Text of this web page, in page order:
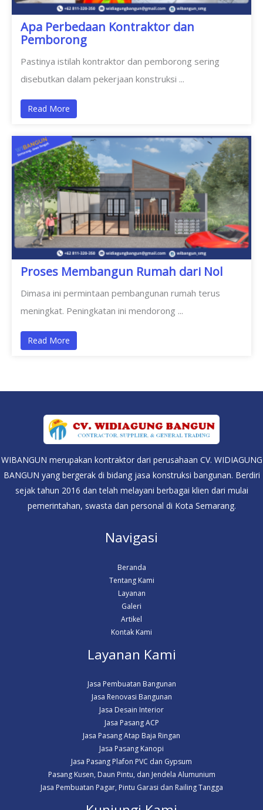
Apa Perbedaan Kontraktor dan
Pemborong
Pastinya istilah kontraktor dan pemborong sering
disebutkan dalam pekerjaan konstruksi ...
Read More
Proses Membangun Rumah dari Nol
Dimasa ini permintaan pembangunan rumah terus
meningkat. Peningkatan ini mendorong ...
Read More
WIBANGUN merupakan kontraktor dari perusahaan CV. WIDIAGUNG
BANGUN yang bergerak di bidang jasa konstruksi bangunan. Berdiri
sejak tahun 2016 dan telah melayani berbagai klien dari mulai
pemerintahan, swasta dan personal di Kota Semarang.
Navigasi
Beranda
Tentang Kami
Layanan
Galeri
Artikel
Kontak Kami
Layanan Kami
Jasa Pembuatan Bangunan
Jasa Renovasi Bangunan
Jasa Desain Interior
Jasa Pasang ACP
Jasa Pasang Atap Baja Ringan
Jasa Pasang Kanopi
Jasa Pasang Plafon PVC dan Gypsum
Pasang Kusen, Daun Pintu, dan Jendela Alumunium
Jasa Pembuatan Pagar, Pintu Garasi dan Railing Tangga